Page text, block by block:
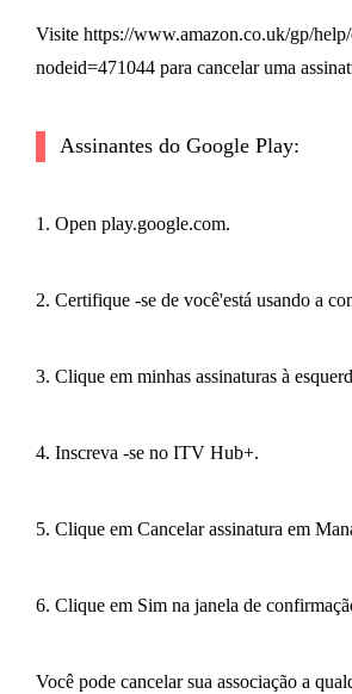
Visite https://www.amazon.co.uk/gp/
nodeid=471044 para cancelar uma
Assinantes do Google Play:
1. Open play.google.com.
2. Certifique -se de você'está usando a
3. Clique em minhas assinaturas à
4. Inscreva -se no ITV Hub+.
5. Clique em Cancelar assinatura em
6. Clique em Sim na janela de
Você pode cancelar sua associação a